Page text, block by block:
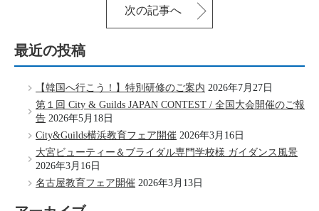
次の記事へ
最近の投稿
【韓国へ行こう！】特別研修のご案内 2026年7月27日
第１回 City & Guilds JAPAN CONTEST / 全国大会開催のご報
告 2026年5月18日
City&Guilds横浜教育フェア開催 2026年3月16日
大宮ビューティー＆ブライダル専門学校様 ガイダンス風景
2026年3月16日
名古屋教育フェア開催 2026年3月13日